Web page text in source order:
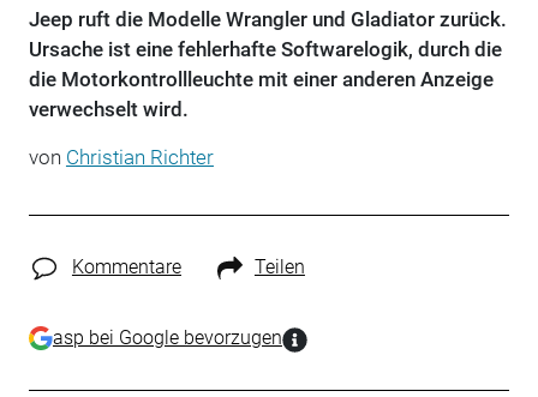
Jeep ruft die Modelle Wrangler und Gladiator zurück.
Ursache ist eine fehlerhafte Softwarelogik, durch die
die Motorkontrollleuchte mit einer anderen Anzeige
verwechselt wird.
von Christian Richter
Kommentare Teilen
asp bei Google bevorzugen